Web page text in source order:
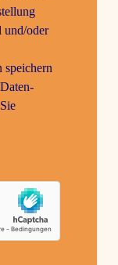
und/oder
spei­chern
Daten­